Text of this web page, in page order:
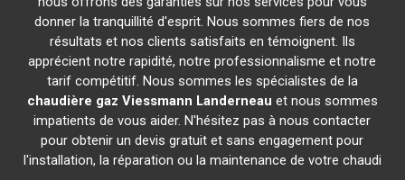
donner la tranquillité d'esprit. Nous sommes fiers de nos
résultats et nos clients satisfaits en témoignent. Ils
apprécient notre rapidité, notre professionnalisme et notre
tarif compétitif. Nous sommes les spécialistes de la
chaudière gaz Viessmann Landerneau et nous sommes
impatients de vous aider. N'hésitez pas à nous contacter
pour obtenir un devis gratuit et sans engagement pour
l'installation, la réparation ou la maintenance de votre chaudi